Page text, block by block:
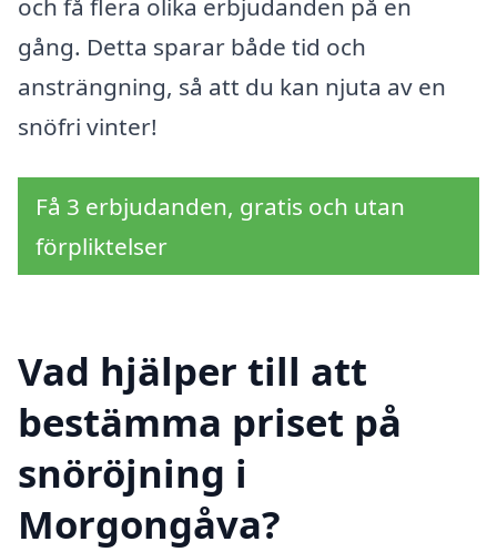
och få flera olika erbjudanden på en
gång. Detta sparar både tid och
ansträngning, så att du kan njuta av en
snöfri vinter!
Få 3 erbjudanden, gratis och utan
förpliktelser
Vad hjälper till att
bestämma priset på
snöröjning i
Morgongåva?